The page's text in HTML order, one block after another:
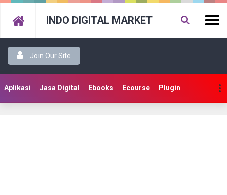
INDO DIGITAL MARKET
Join Our Site
Aplikasi Jasa Digital Ebooks Ecourse Plugin